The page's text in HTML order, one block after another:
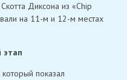
Диксона из «Chip
на 11-м и 12-м местах
этап
показал